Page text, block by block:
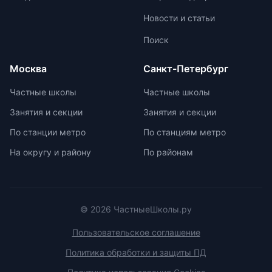
тренировочные сборы,
интенсивные занятия, практикумы,
индивидуальные консультации.
Участие в международных
новый опыт, пройти серьезную
Новости и статьи
Поиск
Москва
Частные школы
Занятия и секции
По станции метро
На округу и району
Санкт-Петербург
Частные школы
Занятия и секции
По станциям метро
По районам
© 2026 ЧастныеШколы.ру
Пользовательское соглашение
Политика обработки и защиты ПД